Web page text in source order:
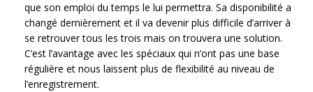
que son emploi du temps le lui permettra. Sa disponibilité a
changé dernièrement et il va devenir plus difficile d’arriver à
se retrouver tous les trois mais on trouvera une solution.
C’est l’avantage avec les spéciaux qui n’ont pas une base
régulière et nous laissent plus de flexibilité au niveau de
l’enregistrement.